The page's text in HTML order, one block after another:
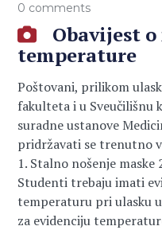
0 comments
Obavijest
temperature
Poštovani, prilikom
fakulteta i u Sveučilišnu
suradne ustanove
pridržavati se trenutno
1. Stalno nošenje maske
Studenti trebaju imati
temperaturu pri ulasku
za evidenciju